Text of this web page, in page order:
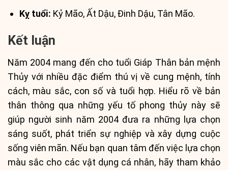
Kỵ tuổi: Kỷ Mão, Ất Dậu, Đinh Dậu, Tân Mão.
Kết luận
Năm 2004 mang đến cho tuổi Giáp Thân bản mệnh
Thủy với nhiều đặc điểm thú vị về cung mệnh, tính
cách, màu sắc, con số và tuổi hợp. Hiểu rõ về bản
thân thông qua những yếu tố phong thủy này sẽ
giúp người sinh năm 2004 đưa ra những lựa chọn
sáng suốt, phát triển sự nghiệp và xây dựng cuộc
sống viên mãn. Nếu bạn quan tâm đến việc lựa chọn
màu sắc cho các vật dụng cá nhân, hãy tham khảo